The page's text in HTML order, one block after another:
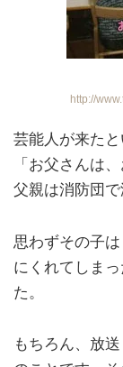
http://
芸能人が来た
「お父さんは
父親は消防団で
思わずその子
にくれてしま
た。
もちろん、放